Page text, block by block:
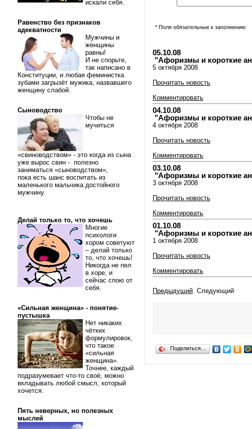
искали себя.
Равенство без признаков
адекватности
Мужчины и
женщины
равны!
И не спорьте,
так написано в
Конституции, и любая феминистка
зубами загрызёт мужика, назвавшего
женщину слабой.
Сыноводство
Чтобы не
мучиться
«свиноводством» - это когда из сына
уже вырос свин - полезно
заниматься «сыноводством»,
пока есть шанс воспитать из
маленького мальчика достойного
мужчину.
Делай только то, что хочешь
Многие
психологи
хором советуют
– делай только
то, что хочешь!
Никогда не пел
в хоре, и
сейчас спою от
себя.
«Сильная женщина» - понятие-
пустышка
Нет никаких
чётких
формулировок,
что такое
«сильная
женщина».
Точнее, каждый
подразумевает что-то своё, можно
вкладывать любой смысл, который
хочется.
Пять неверных, но полезных
мыслей
* Поля обязательные к заполнению
05.10.08
"Афоризмы и короткие
5 октября 2008
Прочитать новость
Комментировать
04.10.08
"Афоризмы и короткие
4 октября 2008
Прочитать новость
Комментировать
03.10.08
"Афоризмы и короткие
3 октября 2008
Прочитать новость
Комментировать
01.10.08
"Афоризмы и короткие
1 октября 2008
Прочитать новость
Комментировать
Предыдущий Следующий
Поделиться…